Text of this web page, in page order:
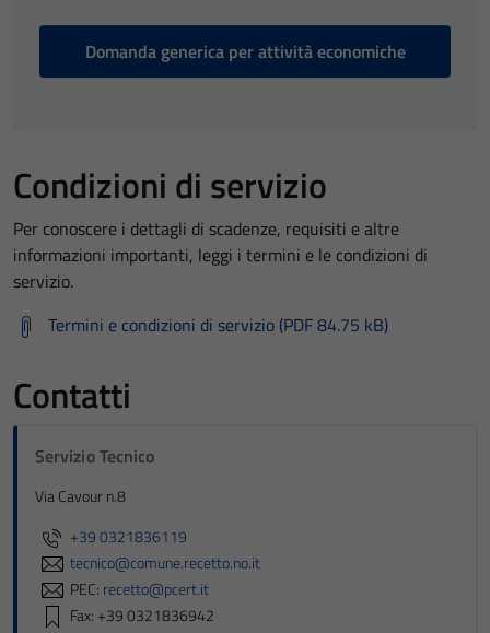
Domanda generica per attività economiche
Condizioni di servizio
Per conoscere i dettagli di scadenze, requisiti e altre
informazioni importanti, leggi i termini e le condizioni di
servizio.
Termini e condizioni di servizio (PDF 84.75 kB)
Contatti
Servizio Tecnico
Via Cavour n.8
+39 0321836119
tecnico@comune.recetto.no.it
PEC: recetto@pcert.it
Fax: +39 0321836942